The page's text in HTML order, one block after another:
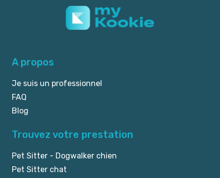
A propos
Je suis un professionnel
FAQ
Blog
Trouvez votre prestation
Pet Sitter - Dogwalker chien
Pet Sitter chat